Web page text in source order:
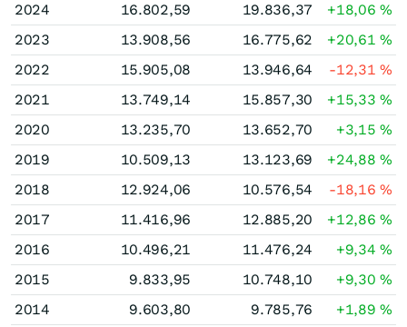
2024
16.802,59 19.836,37 +18,06%
2023
13.908,56 16.775,62 +20,61%
2022
15.905,08 13.946,64 -12,31%
2021
13.749,14 15.857,30 +15,33%
2020
13.235,70 13.652,70 +3,15%
2019
10.509,13 13.123,69 +24,88%
2018
12.924,06 10.576,54 -18,16%
2017
11.416,96 12.885,20 +12,86%
2016
10.496,21 11.476,24 +9,34%
2015
9.833,95 10.748,10 +9,30%
2014
9.603,80 9.785,76 +1,89%